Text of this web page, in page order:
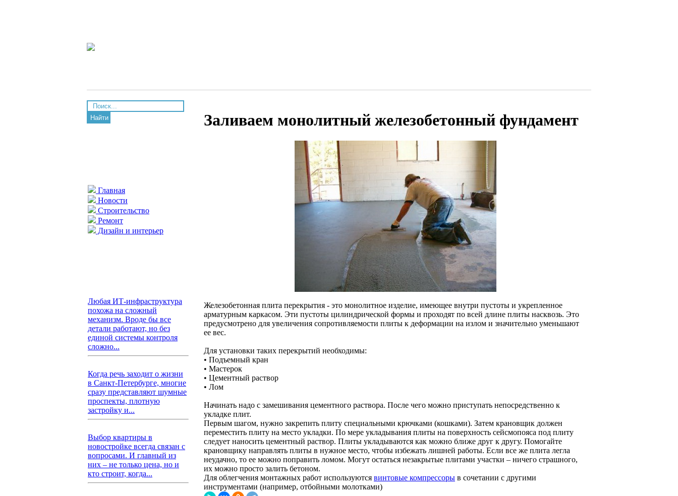
Найти
Главная
Новости
Строительство
Ремонт
Дизайн и интерьер
Любая ИТ-инфраструктура
похожа на сложный
механизм. Вроде бы все
детали работают, но без
единой системы контроля
сложно...
Когда речь заходит о жизни
в Санкт-Петербурге, многие
сразу представляют шумные
проспекты, плотную
застройку и...
Выбор квартиры в
новостройке всегда связан с
вопросами. И главный из
них – не только цена, но и
кто строит, когда...
Заливаем монолитный железобетонный фундамент
Железобетонная плита перекрытия - это монолитное изделие, имеющее внутри пустоты и укрепленное
арматурным каркасом. Эти пустоты цилиндрической формы и проходят по всей длине плиты насквозь. Это
предусмотрено для увеличения сопротивляемости плиты к деформации на излом и значительно уменьшают
ее вес.
Для установки таких перекрытий необходимы:
• Подъемный кран
• Мастерок
• Цементный раствор
• Лом
Начинать надо с замешивания цементного раствора. После чего можно приступать непосредственно к
укладке плит.
Первым шагом, нужно закрепить плиту специальными крючками (кошками). Затем крановщик должен
переместить плиту на место укладки. По мере укладывания плиты на поверхность сейсмопояса под плиту
следует наносить цементный раствор. Плиты укладываются как можно ближе друг к другу. Помогайте
крановщику направлять плиты в нужное место, чтобы избежать лишней работы. Если все же плита легла
неудачно, то ее можно поправить ломом. Могут остаться незакрытые плитами участки – ничего страшного,
их можно просто залить бетоном.
Для облегчения монтажных работ используются винтовые компрессоры в сочетании с другими
инструментами (например, отбойными молотками)